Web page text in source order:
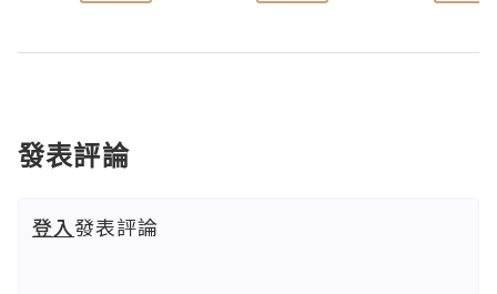
發表評論
登入發表評論